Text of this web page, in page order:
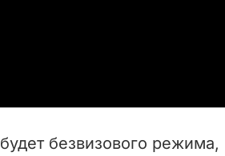
безвизового режима,